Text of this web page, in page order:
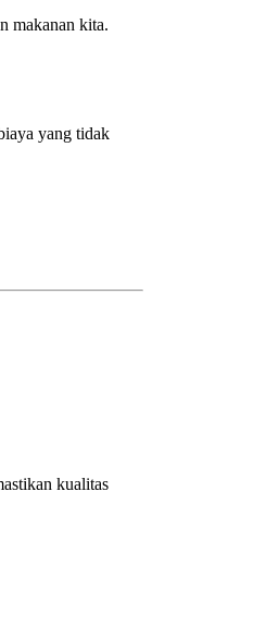
makanan kita.
yang tidak
kualitas